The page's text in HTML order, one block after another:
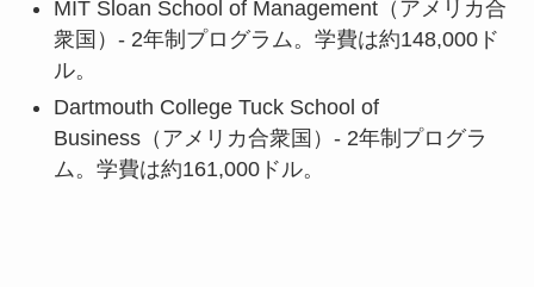
MIT Sloan School of Management（アメリカ合
衆国）- 2年制プログラム。学費は約148,000ド
ル。
Dartmouth College Tuck School of
Business（アメリカ合衆国）- 2年制プログラ
ム。学費は約161,000ドル。